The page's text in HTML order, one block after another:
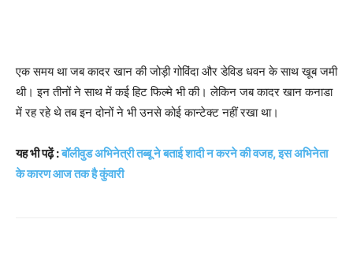
एक समय था जब कादर खान की जोड़ी गोविंदा और डेविड धवन के साथ खूब जमी
थी। इन तीनों ने साथ में कई हिट फिल्मे भी की। लेकिन जब कादर खान कनाडा
में रह रहे थे तब इन दोनों ने भी उनसे कोई कान्टेक्ट नहीं रखा था।
यह भी पढ़ें :बॉलीवुड अभिनेत्री तब्बू ने बताई शादी न करने की वजह, इस अभिनेता
के कारण आज तक है कुंवारी